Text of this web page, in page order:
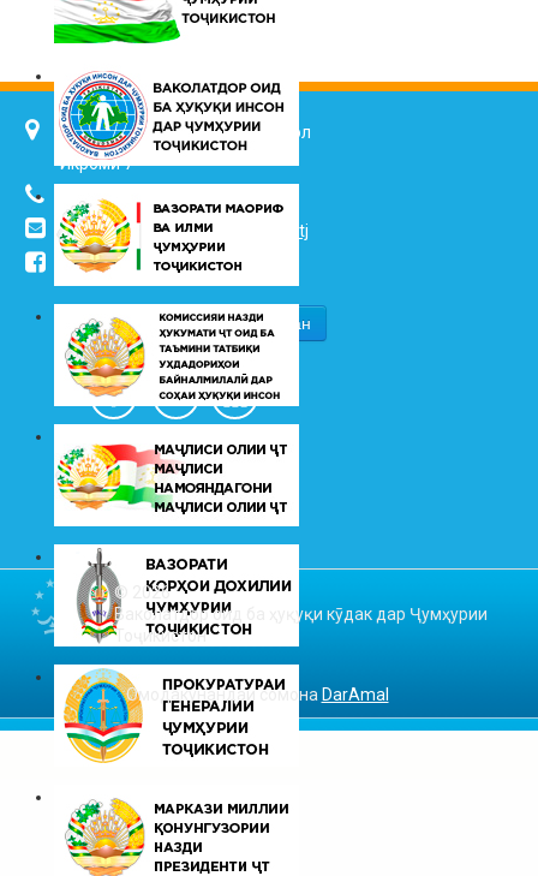
734025, ш. Душанбе, кӯч. Ҷалол
Икромӣ 7
(+992 37) 2217352
info@vhk.tj
info@ombudsman.tj
/kudakon
© 2026
Ваколатдор оид ба ҳуқуқи кӯдак дар Ҷумҳурии
Тоҷикистон
Омодакунандаи сомона DarAmal